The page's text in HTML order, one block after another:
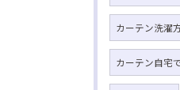
カーテン洗濯
カーテン自宅